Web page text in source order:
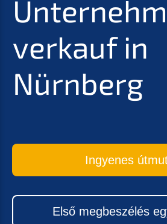
verkauf in
Nürnberg
Ingyenes
Első megbes­zé­lés